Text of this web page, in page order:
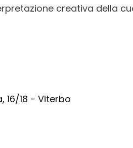
creativa della
16/18 - Viterbo